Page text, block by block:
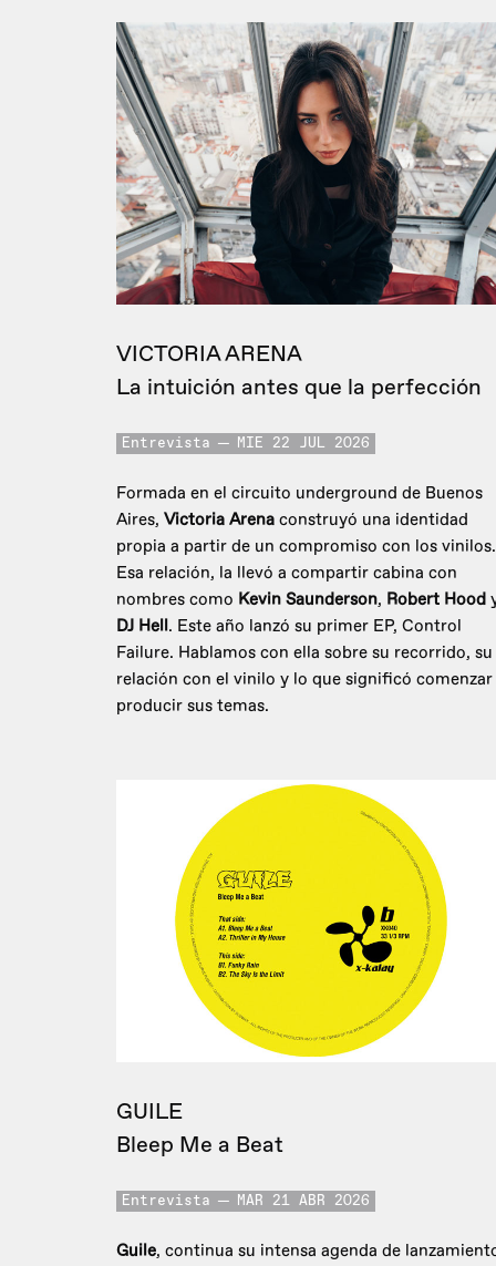
VICTORIA ARENA
La intuición antes que la perfección
Entrevista MIE 22 JUL 2026
Formada en el circuito underground de Buenos
Aires, Victoria Arena construyó una identidad
propia a partir de un compromiso con los vinilos.
Esa relación, la llevó a compartir cabina con
nombres como Kevin Saunderson, Robert Hood
DJ Hell. Este año lanzó su primer EP, Control
Failure. Hablamos con ella sobre su recorrido, su
relación con el vinilo y lo que significó comenzar
producir sus temas.
GUILE
Bleep Me a Beat
Entrevista MAR 21 ABR 2026
Guile, continua su intensa agenda de